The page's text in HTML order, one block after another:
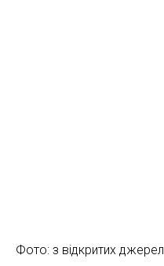
Фото: з відкритих джерел